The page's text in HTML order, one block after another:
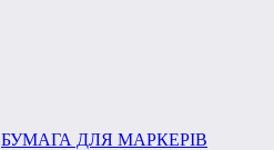
БУМАГА ДЛЯ МАРКЕРІВ